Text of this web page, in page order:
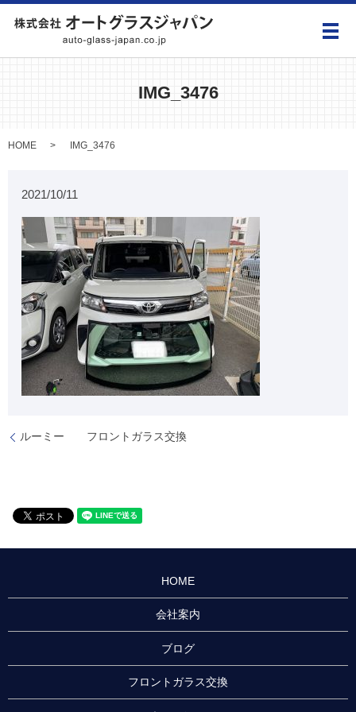
メ
IMG_3476
HOME IMG_3476
2021/10/11
ルーミー フロントガラス交換
HOME
会社案内
ブログ
フロントガラス交換